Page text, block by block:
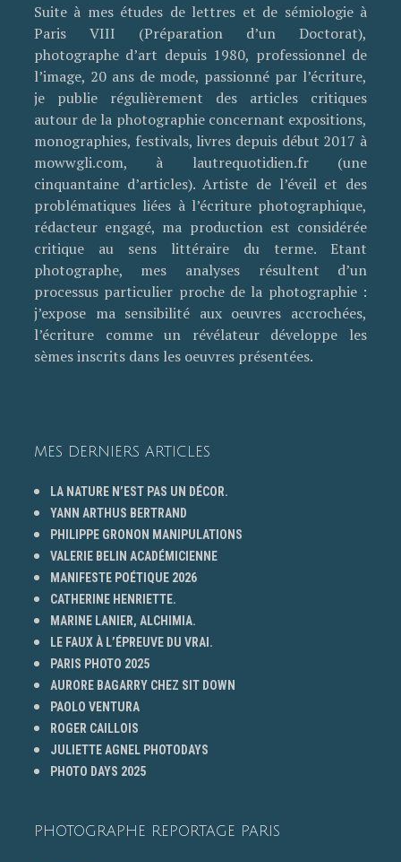
Suite à mes études de lettres et de sémiologie à
Paris VIII (Préparation d’un Doctorat),
photographe d’art depuis 1980, professionnel de
l’image, 20 ans de mode, passionné par l’écriture,
je publie régulièrement des articles critiques
autour de la photographie concernant expositions,
monographies, festivals, livres depuis début 2017 à
mowwgli.com, à lautrequotidien.fr (une
cinquantaine d’articles). Artiste de l’éveil et des
problématiques liées à l’écriture photographique,
rédacteur engagé, ma production est considérée
critique au sens littéraire du terme. Etant
photographe, mes analyses résultent d’un
processus particulier proche de la photographie :
j’expose ma sensibilité aux oeuvres accrochées,
l’écriture comme un révélateur développe les
sèmes inscrits dans les oeuvres présentées.
MES DERNIERS ARTICLES
LA NATURE N’EST PAS UN DÉCOR.
YANN ARTHUS BERTRAND
PHILIPPE GRONON MANIPULATIONS
VALERIE BELIN ACADÉMICIENNE
MANIFESTE POÉTIQUE 2026
CATHERINE HENRIETTE.
MARINE LANIER, ALCHIMIA.
LE FAUX À L’ÉPREUVE DU VRAI.
PARIS PHOTO 2025
AURORE BAGARRY CHEZ SIT DOWN
PAOLO VENTURA
ROGER CAILLOIS
JULIETTE AGNEL PHOTODAYS
PHOTO DAYS 2025
PHOTOGRAPHE REPORTAGE PARIS